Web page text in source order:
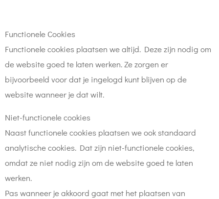
Functionele Cookies
Functionele cookies plaatsen we altijd. Deze zijn nodig om
de website goed te laten werken. Ze zorgen er
bijvoorbeeld voor dat je ingelogd kunt blijven op de
website wanneer je dat wilt.
Niet-functionele cookies
Naast functionele cookies plaatsen we ook standaard
analytische cookies. Dat zijn niet-functionele cookies,
omdat ze niet nodig zijn om de website goed te laten
werken.
Pas wanneer je akkoord gaat met het plaatsen van